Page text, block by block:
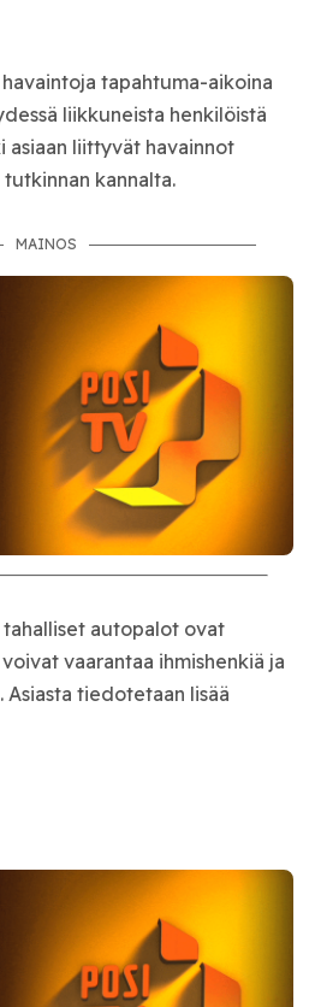
tapahtuma-aikoina
liikkuneista henkilöistä
asiaan liittyvät havainnot
kannalta.
MAINOS
autopalot ovat
vaarantaa ihmishenkiä ja
Asiasta tiedotetaan lisää